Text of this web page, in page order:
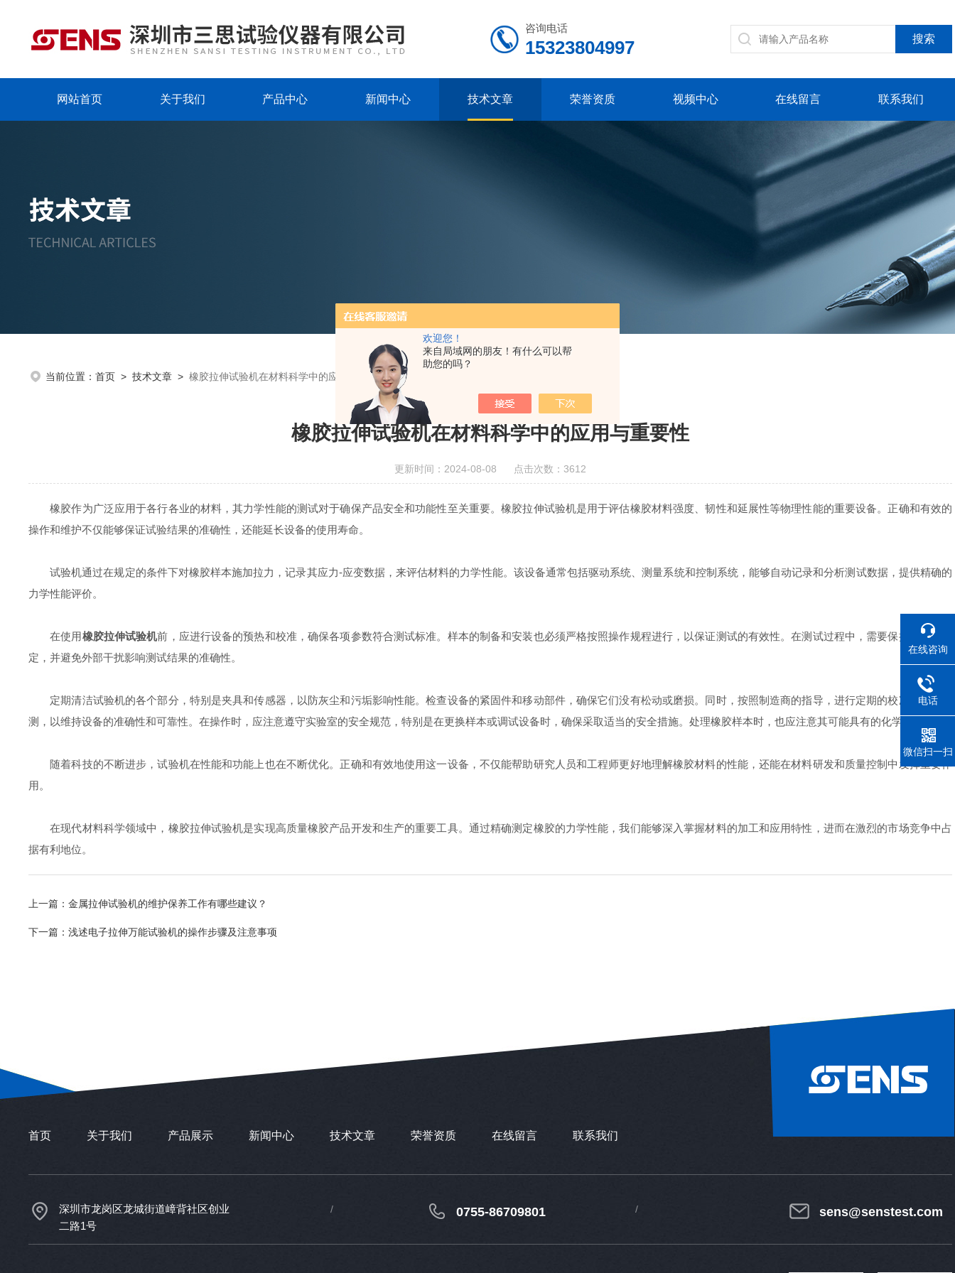
欢迎您！
来自局域网的朋友！有什么可以帮
助您的吗？
咨询电话
15323804997
网站首页 关于我们 产品中心 新闻中心 技术文章 荣誉资质 视频中心 在线留言 联系我们
当前位置： 首页 > 技术文章 > 橡胶拉伸试验机在材料科学中的应用与重要性
橡胶拉伸试验机在材料科学中的应用与重要性
更新时间：2024-08-08 点击次数：3612
橡胶作为广泛应用于各行各业的材料，其力学性能的测试对于确保产品安全和功能性至关重要。橡胶拉伸试验机是用于评估橡胶材料强度、韧性和延展性等物理性能的重要设备。正确和有效的
操作和维护不仅能够保证试验结果的准确性，还能延长设备的使用寿命。
试验机通过在规定的条件下对橡胶样本施加拉力，记录其应力-应变数据，来评估材料的力学性能。该设备通常包括驱动系统、测量系统和控制系统，能够自动记录和分析测试数据，提供精确的
力学性能评价。
在使用橡胶拉伸试验机前，应进行设备的预热和校准，确保各项参数符合测试标准。样本的制备和安装也必须严格按照操作规程进行，以保证测试的有效性。在测试过程中，需要保持设备的稳
定，并避免外部干扰影响测试结果的准确性。
定期清洁试验机的各个部分，特别是夹具和传感器，以防灰尘和污垢影响性能。检查设备的紧固件和移动部件，确保它们没有松动或磨损。同时，按照制造商的指导，进行定期的校准和性能检
测，以维持设备的准确性和可靠性。在操作时，应注意遵守实验室的安全规范，特别是在更换样本或调试设备时，确保采取适当的安全措施。处理橡胶样本时，也应注意其可能具有的化学危害。
随着科技的不断进步，试验机在性能和功能上也在不断优化。正确和有效地使用这一设备，不仅能帮助研究人员和工程师更好地理解橡胶材料的性能，还能在材料研发和质量控制中发挥重要作
用。
在现代材料科学领域中，橡胶拉伸试验机是实现高质量橡胶产品开发和生产的重要工具。通过精确测定橡胶的力学性能，我们能够深入掌握材料的加工和应用特性，进而在激烈的市场竞争中占
据有利地位。
上一篇： 金属拉伸试验机的维护保养工作有哪些建议？
下一篇： 浅述电子拉伸万能试验机的操作步骤及注意事项
首页 关于我们 产品展示 新闻中心 技术文章 荣誉资质 在线留言 联系我们
深圳市龙岗区龙城街道嶂背社区创业
二路1号
0755-86709801 sens@senstest.com
在线咨询
电话
微信扫一扫